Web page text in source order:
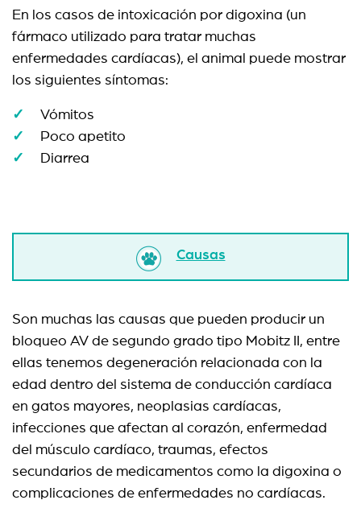
En los casos de intoxicación por digoxina (un
fármaco utilizado para tratar muchas
enfermedades cardíacas), el animal puede mostrar
los siguientes síntomas:
Vómitos
Poco apetito
Diarrea
Causas
Son muchas las causas que pueden producir un
bloqueo AV de segundo grado tipo Mobitz II, entre
ellas tenemos degeneración relacionada con la
edad dentro del sistema de conducción cardíaca
en gatos mayores, neoplasias cardíacas,
infecciones que afectan al corazón, enfermedad
del músculo cardíaco, traumas, efectos
secundarios de medicamentos como la digoxina o
complicaciones de enfermedades no cardíacas.